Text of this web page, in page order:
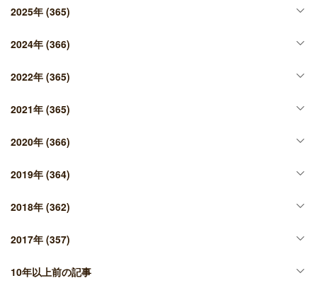
2025年 (365)
2024年 (366)
2022年 (365)
2021年 (365)
2020年 (366)
2019年 (364)
2018年 (362)
2017年 (357)
10年以上前の記事